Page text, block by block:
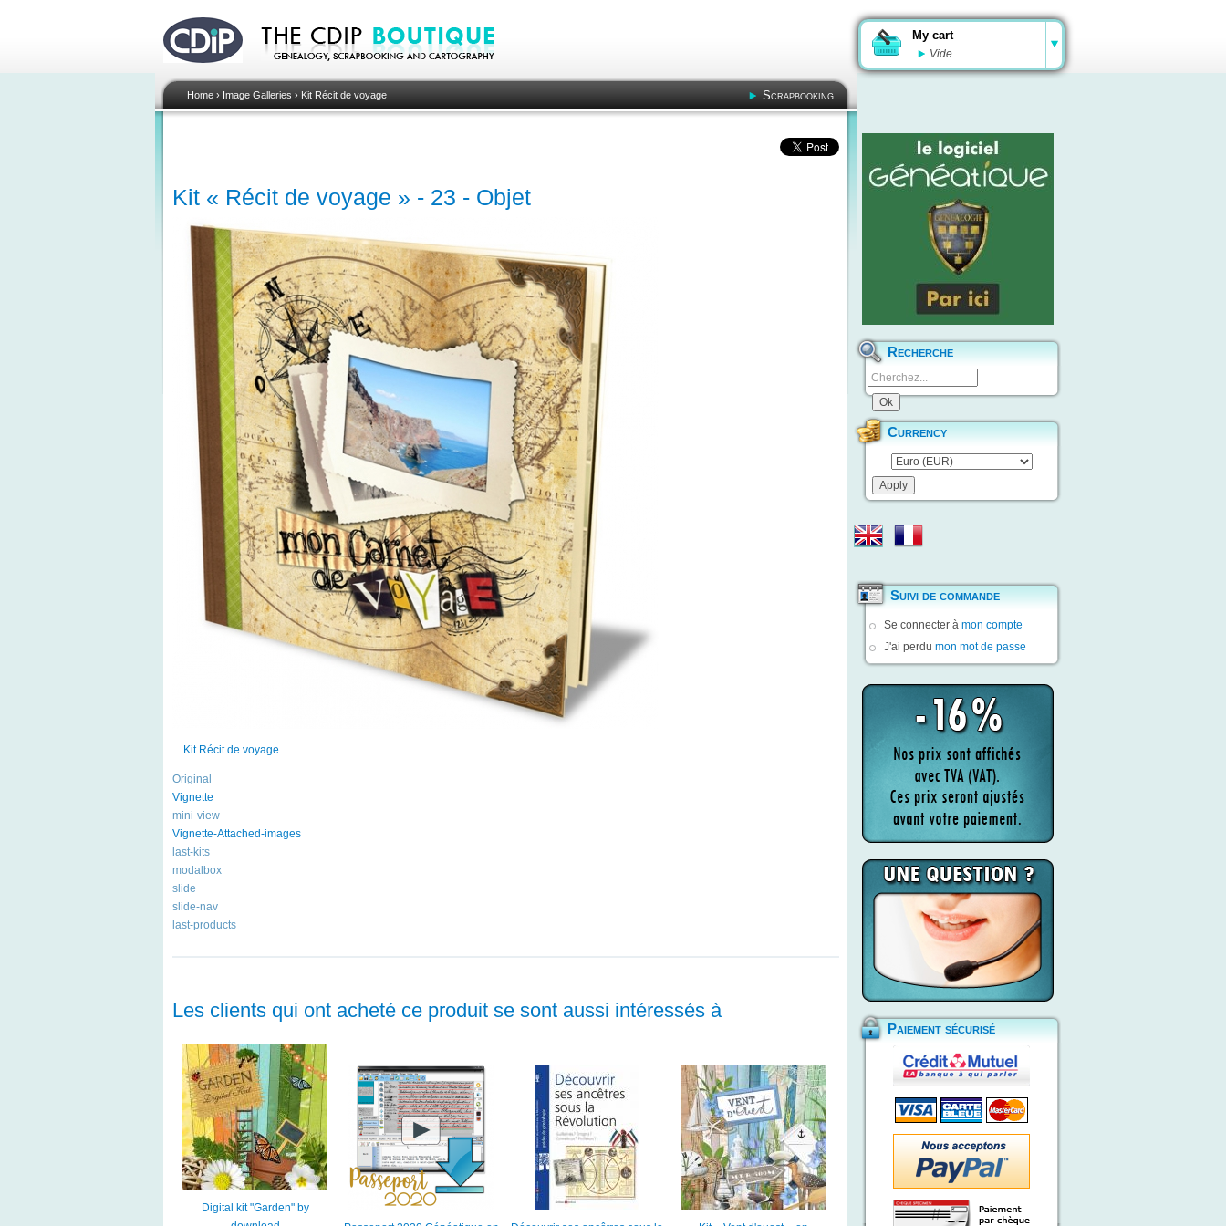
My cart
Vide
Home› Image Galleries › Kit Récit de voyage Scrapbooking
Kit « Récit de voyage » - 23 - Objet
Kit Récit de voyage
Original
Vignette
mini-view
Vignette-Attached-images
last-kits
modalbox
slide
slide-nav
last-products
Les clients qui ont acheté ce produit se sont aussi intéressés à
Digital kit "Garden" by
Recherche
Currency
Suivi de commande
Se connecter à mon compte
J'ai perdu mon mot de passe
Paiement sécurisé